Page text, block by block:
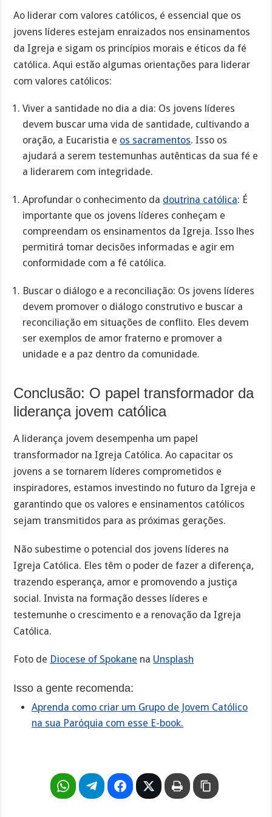
Ao liderar com valores católicos, é essencial que os
jovens líderes estejam enraizados nos ensinamentos
da Igreja e sigam os princípios morais e éticos da fé
católica. Aqui estão algumas orientações para liderar
com valores católicos:
Viver a santidade no dia a dia: Os jovens líderes
devem buscar uma vida de santidade, cultivando a
oração, a Eucaristia e os sacramentos. Isso os
ajudará a serem testemunhas autênticas da sua fé e
a liderarem com integridade.
Aprofundar o conhecimento da doutrina católica: É
importante que os jovens líderes conheçam e
compreendam os ensinamentos da Igreja. Isso lhes
permitirá tomar decisões informadas e agir em
conformidade com a fé católica.
Buscar o diálogo e a reconciliação: Os jovens líderes
devem promover o diálogo construtivo e buscar a
reconciliação em situações de conflito. Eles devem
ser exemplos de amor fraterno e promover a
unidade e a paz dentro da comunidade.
Conclusão: O papel transformador da
liderança jovem católica
A liderança jovem desempenha um papel
transformador na Igreja Católica. Ao capacitar os
jovens a se tornarem líderes comprometidos e
inspiradores, estamos investindo no futuro da Igreja e
garantindo que os valores e ensinamentos católicos
sejam transmitidos para as próximas gerações.
Não subestime o potencial dos jovens líderes na
Igreja Católica. Eles têm o poder de fazer a diferença,
trazendo esperança, amor e promovendo a justiça
social. Invista na formação desses líderes e
testemunhe o crescimento e a renovação da Igreja
Católica.
Foto de Diocese of Spokane na Unsplash
Isso a gente recomenda:
Aprenda como criar um Grupo de Jovem Católico
na sua Paróquia com esse E-book.